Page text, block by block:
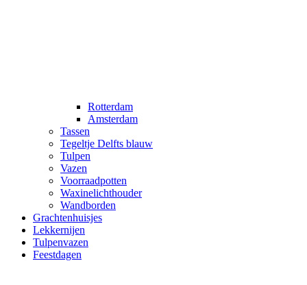
Rotterdam
Amsterdam
Tassen
Tegeltje Delfts blauw
Tulpen
Vazen
Voorraadpotten
Waxinelichthouder
Wandborden
Grachtenhuisjes
Lekkernijen
Tulpenvazen
Feestdagen